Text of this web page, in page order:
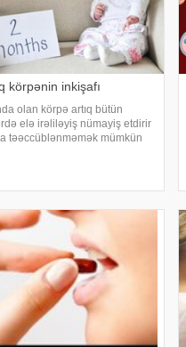
körpənin inkişafı
olan körpə artıq bütün
elə irəliləyiş nümayiş etdirir
təəccüblənməmək mümkün